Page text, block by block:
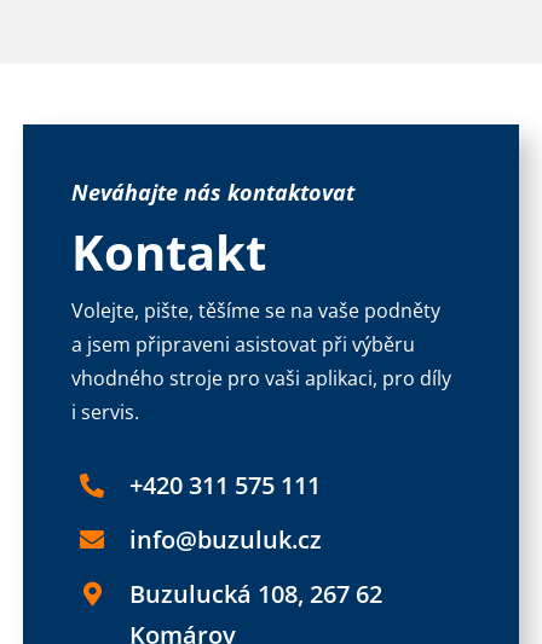
Neváhajte nás kontaktovat
Kontakt
Volejte, pište, těšíme se na vaše podněty
a jsem připraveni asistovat při výběru
vhodného stroje pro vaši aplikaci, pro díly
i servis.
+420 311 575 111
info@buzuluk.cz
Buzulucká 108, 267 62
Komárov